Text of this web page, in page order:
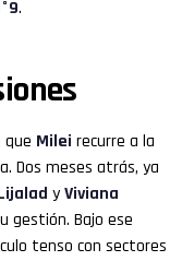
.
que Milei recurre a la
Dos meses atrás, ya
yViviana
gestión. Bajo ese
tenso con sectores